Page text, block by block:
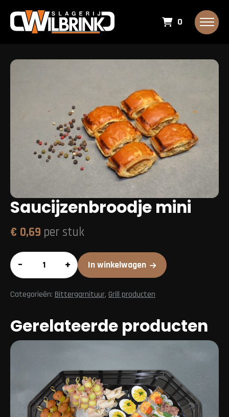
0
Saucijzenbroodje mini
€ 0,69 per stuk
Saucijzenbroodje
mini
aantal
– + In winkelwagen
Categorieën: Bittergarnituur, Grill producten
Gerelateerde producten